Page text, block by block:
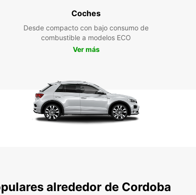
Coches
Desde compacto con bajo consumo de
combustible a modelos ECO
Ver más
alrededor de Cordoba